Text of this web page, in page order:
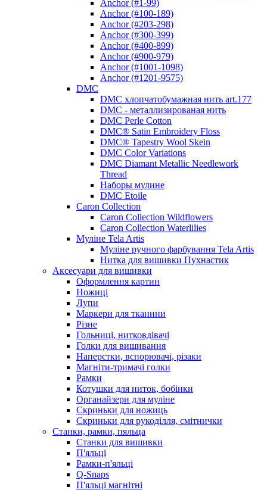
Anchor (#1-99)
Anchor (#100-189)
Anchor (#203-298)
Anchor (#300-399)
Anchor (#400-899)
Anchor (#900-979)
Anchor (#1001-1098)
Anchor (#1201-9575)
DMC
DMC хлопчатобумажная нить art.177
DMC - металлизированая нить
DMC Perle Cotton
DMC® Satin Embroidery Floss
DMC® Tapestry Wool Skein
DMC Color Variations
DMC Diamant Metallic Needlework
Thread
Наборы мулине
DMC Etoile
Caron Collection
Caron Collection Wildflowers
Caron Collection Waterlilies
Муліне Tela Artis
Муліне ручного фарбування Tela Artis
Нитка для вишивки Пухнастик
Аксесуари для вишивки
Оформлення картин
Ножиці
Лупи
Маркери для тканини
Різне
Гольниці, нитковдівачі
Голки для вишивання
Наперстки, вспорювачі, різаки
Магніти-тримачі голки
Рамки
Котушки для ниток, бобінки
Органайзери для муліне
Скриньки для ножиць
Скриньки для рукоділля, смітнички
Станки, рамки, пяльца
Станки для вишивки
П'яльці
Рамки-п'яльці
Q-Snaps
П'яльці магнітні